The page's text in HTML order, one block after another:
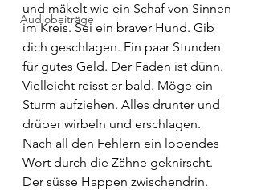
Audiobeiträge
und mäkelt wie ein Schaf von Sinnen
im Kreis. Sei ein braver Hund. Gib
dich geschlagen. Ein paar Stunden
für gutes Geld. Der Faden ist dünn.
Vielleicht reisst er bald. Möge ein
Sturm aufziehen. Alles drunter und
drüber wirbeln und erschlagen.
Nach all den Fehlern ein lobendes
Wort durch die Zähne geknirscht.
Der süsse Happen zwischendrin.